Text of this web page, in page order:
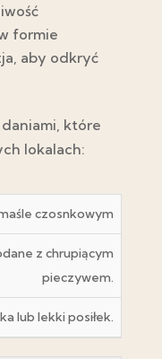
formie
aby odkryć
które
lokalach:
czosnkowym
z chrupiącym
pieczywem.
lub lekki posiłek.